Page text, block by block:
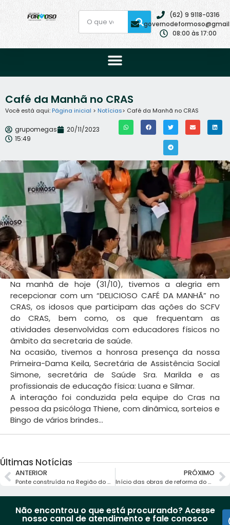
(62) 9 9118-0316
08:00 às 17:00
Café da Manhã no CRAS
Você está aqui: Página inicial > Notícias> Café da Manhã no CRAS
grupomegas
20/11/2023
15:49
Na manhã de hoje (31/10), tivemos a alegria em
recepcionar com um “DELICIOSO CAFÉ DA MANHÃ” no
CRAS, os idosos que participam das ações do SCFV
do CRAS, bem como, os que frequentam as
atividades desenvolvidas com educadores físicos no
âmbito da secretaria de saúde.
Na ocasião, tivemos a honrosa presença da nossa
Primeira-Dama Keila, Secretária de Assistência Social
Simone, secretária de Saúde Sra. Marilda e as
profissionais de educação física: Luana e Silmar.
A interação foi conduzida pela equipe do Cras na
pessoa da psicóloga Thiene, com dinâmica, sorteios e
Bingo de vários brindes…
Últimas Notícias
ANTERIOR
Ponte construída na Região do Coqueiro de Galho
PRÓXIMO
Início das obras de reforma do Ginásio de Esportes em Formoso
Não encontrou o que está procurando? Acesse
nosso canal de atendimento e fale conosco